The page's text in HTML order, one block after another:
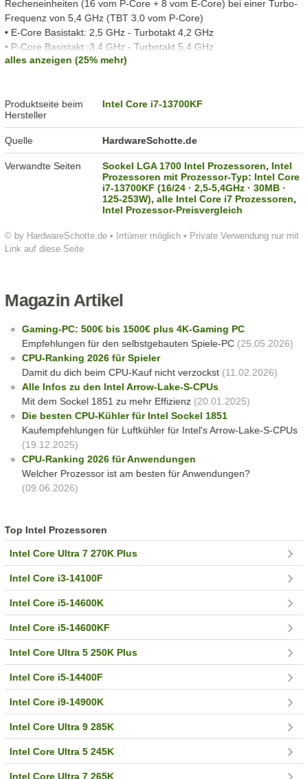
© by HardwareSchotte.de • Irrtümer möglich • Private Verwendung nur mit
Link auf diese Seite
Recheneinheiten (16 vom P-Core + 8 vom E-Core) bei einer Turbo-
Frequenz von 5,4 GHz (TBT 3.0 vom P-Core)
• E-Core Basistakt: 2,5 GHz - Turbotakt 4,2 GHz
• P-Core Basistakt::3,4 GHz - Turbotakt 5,4 GHz
• Direct Media Interface 4.0
alles anzeigen (25% mehr)
Produktseite beim
Hersteller
Intel Core i7-13700KF
Quelle HardwareSchotte.de
Verwandte Seiten Sockel LGA 1700 Intel Prozessoren,Intel
Prozessoren mit Prozessor-Typ: Intel Core
i7-13700KF (16/24 · 2,5-5,4GHz · 30MB ·
125-253W),alle Intel Core i7 Prozessoren,
Intel Prozessor-Preisvergleich
Magazin Artikel
Gaming-PC: 500€ bis 1500€ plus 4K-Gaming PC
Empfehlungen für den selbstgebauten Spiele-PC(25.05.2026)
CPU-Ranking 2026 für Spieler
Damit du dich beim CPU-Kauf nicht verzockst(11.02.2026)
Alle Infos zu den Intel Arrow-Lake-S-CPUs
Mit dem Sockel 1851 zu mehr Effizienz(20.01.2025)
Die besten CPU-Kühler für Intel Sockel 1851
Kaufempfehlungen für Luftkühler für Intel's Arrow-Lake-S-CPUs
(19.12.2025)
CPU-Ranking 2026 für Anwendungen
Welcher Prozessor ist am besten für Anwendungen?
(09.06.2026)
Top Intel Prozessoren
Intel Core Ultra 7 270K Plus
Intel Core i3-14100F
Intel Core i5-14600K
Intel Core i5-14600KF
Intel Core Ultra 5 250K Plus
Intel Core i5-14400F
Intel Core i9-14900K
Intel Core Ultra 9 285K
Intel Core Ultra 5 245K
Intel Core Ultra 7 265K